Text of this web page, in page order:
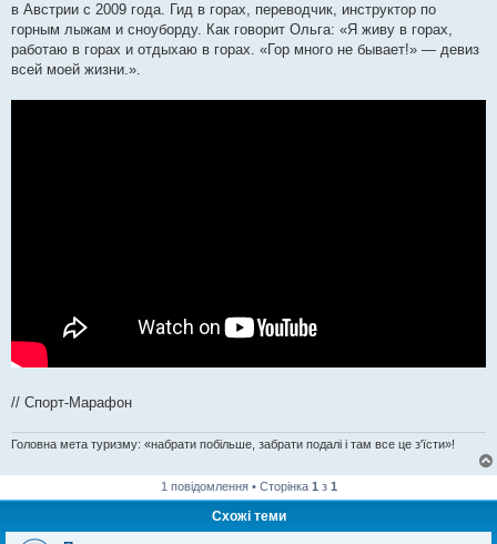
в Австрии с 2009 года. Гид в горах, переводчик, инструктор по
горным лыжам и сноуборду. Как говорит Ольга: «Я живу в горах,
работаю в горах и отдыхаю в горах. «Гор много не бывает!» — девиз
всей моей жизни.».
// Спорт-Марафон
Головна мета туризму: «набрати побільше, забрати подалі і там все це з'їсти»!
1 повідомлення • Сторінка 1 з 1
Схожі теми